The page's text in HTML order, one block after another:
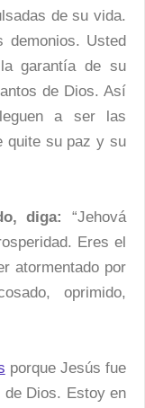
de su vida.
demonios. Usted
garantía de su
de Dios. Así
a ser las
quite su paz y su
diga:
“Jehová
Eres el
atormentado por
oprimido,
porque Jesús fue
Dios. Estoy en